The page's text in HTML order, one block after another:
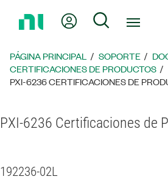
página
principal
Mi cuentaBúsqueda
PÁGINA PRINCIPAL SOPORTE
CERTIFICACIONES DE PRODUCTOS
PXI-6236 CERTIFICACIONES DE
PXI-6236 Certificaciones de
192236-02L